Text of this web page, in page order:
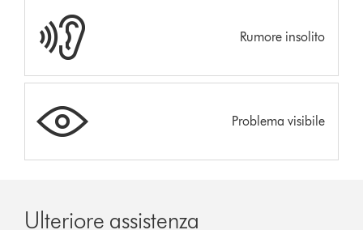
Rumore insolito
Problema visibile
Ulteriore assistenza